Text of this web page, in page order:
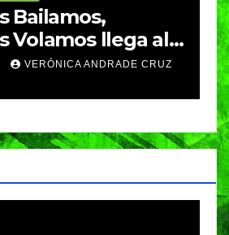
Bailamos,
Volamos llega al
VERÓNICA ANDRADE CRUZ